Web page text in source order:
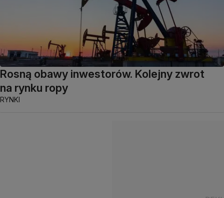
Rosną obawy inwestorów. Kolejny zwrot
na rynku ropy
RYNKI